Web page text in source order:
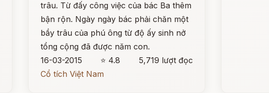
trâu. Từ đấy công việc của bác Ba thêm
bận rộn. Ngày ngày bác phải chăn một
bầy trâu của phú ông từ độ ấy sinh nở
tổng cộng đã được năm con.
16-03-2015
⭐ 4.8
5,719 lượt đọc
Cổ tích Việt Nam